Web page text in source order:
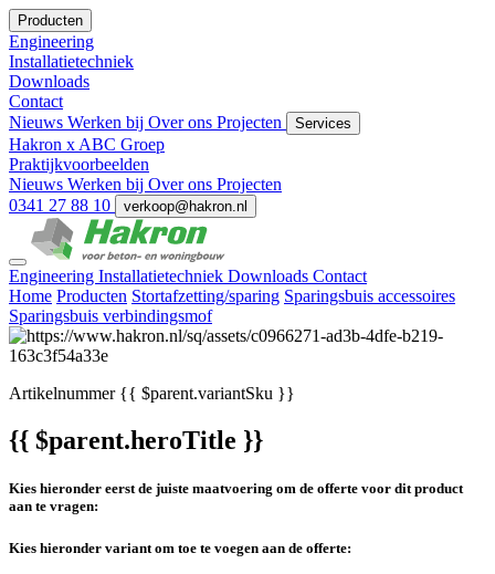
Producten
Engineering
Installatietechniek
Downloads
Contact
Nieuws Werken bij Over ons Projecten Services
Hakron x ABC Groep
Praktijkvoorbeelden
Nieuws Werken bij Over ons Projecten
0341 27 88 10
verkoop@hakron.nl
Engineering Installatietechniek Downloads Contact
Home Producten Stortafzetting/sparing Sparingsbuis accessoires
Sparingsbuis verbindingsmof
Artikelnummer{{ $parent.variantSku }}
{{ $parent.heroTitle }}
Kies hieronder eerst de juiste maatvoering om de offerte voor dit product
aan te vragen:
Kies hieronder variant om toe te voegen aan de offerte: